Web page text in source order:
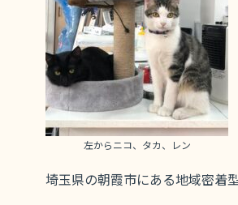
左からニコ、タカ、レン
埼玉県の朝霞市にある地域密着